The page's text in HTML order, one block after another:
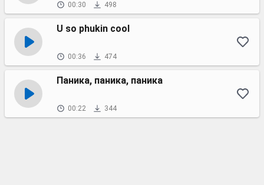
00:30 498
U so phukin cool
00:36 474
Паника, паника, паника
00:22 344